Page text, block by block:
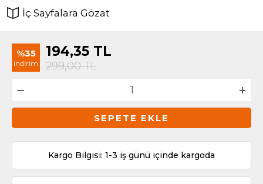
İç Sayfalara Gözat
%35
indirim
194,35 TL
299,00TL
SEPETE EKLE
Kargo Bilgisi: 1-3 iş günü içinde kargoda